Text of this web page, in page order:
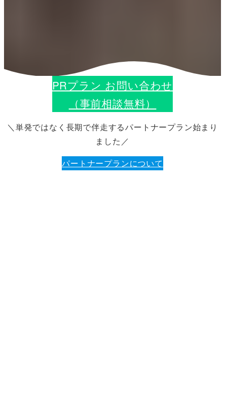
PRプラン お問い合わせ
（事前相談無料）
＼単発ではなく長期で伴走するパートナープラン始まり
ました／
パートナープランについて